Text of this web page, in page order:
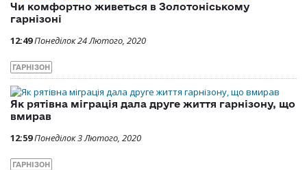
Чи комфортно живеться в Золотоніському
гарнізоні
12:49Понеділок 24 Лютого, 2020
ГАРНІЗОН
Як рятівна міграція дала друге життя гарнізону, що
вмирав
12:59Понеділок 3 Лютого, 2020
ГАРНІЗОН